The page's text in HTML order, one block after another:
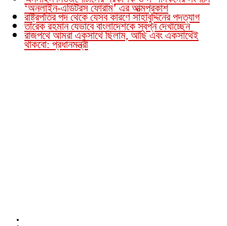
‘অনলাইন-এডিটরস ফোরাম’ এর আত্মপ্রকাশ
রাষ্ট্রপতির পদ থেকে যেসব কারণে সাহাবুদ্দিনের পদত্যাগ
তারেক রহমান যেভাবে বাংলাদেশকে স্বপ্ন দেখাচ্ছেন
রাজপথে আমরা একসাথে ছিলাম, আছি এবং একসাথেই
থাকবো: প্রধানমন্ত্রী